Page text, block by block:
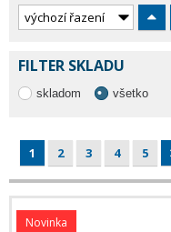
FILTER SKLADU
skladom všetko
1 2 3 4 5
Novinka